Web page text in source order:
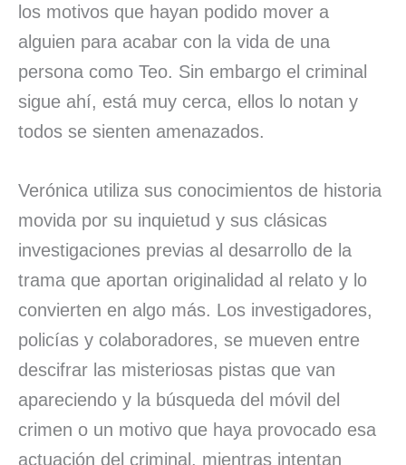
los motivos que hayan podido mover a
alguien para acabar con la vida de una
persona como Teo. Sin embargo el criminal
sigue ahí, está muy cerca, ellos lo notan y
todos se sienten amenazados.
Verónica utiliza sus conocimientos de historia
movida por su inquietud y sus clásicas
investigaciones previas al desarrollo de la
trama que aportan originalidad al relato y lo
convierten en algo más. Los investigadores,
policías y colaboradores, se mueven entre
descifrar las misteriosas pistas que van
apareciendo y la búsqueda del móvil del
crimen o un motivo que haya provocado esa
actuación del criminal, mientras intentan